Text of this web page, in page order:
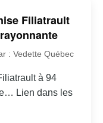
Filiatrault
: Vedette Québec
à 94
Lien dans les